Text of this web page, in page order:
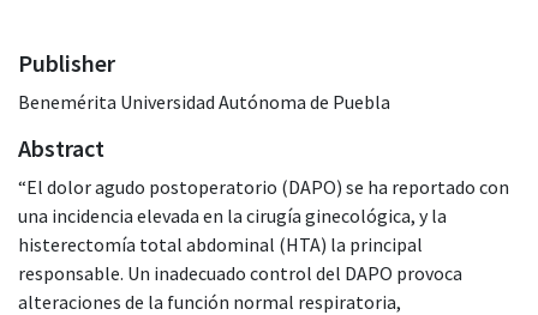
Publisher
Benemérita Universidad Autónoma de Puebla
Abstract
“El dolor agudo postoperatorio (DAPO) se ha reportado con
una incidencia elevada en la cirugía ginecológica, y la
histerectomía total abdominal (HTA) la principal
responsable. Un inadecuado control del DAPO provoca
alteraciones de la función normal respiratoria,